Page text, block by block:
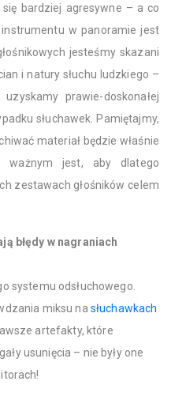
bardziej agresywne – a co
w panoramie jest
jesteśmy skazani
i natury słuchu ludzkiego –
prawie-doskonałej
słuchawek. Pamiętajmy,
materiał będzie właśnie
ważnym jest, aby dlatego
zestawach głośników celem
błędy w nagraniach
systemu odsłuchowego.
miksu na słuchawkach
artefakty, które
usunięcia – nie były one